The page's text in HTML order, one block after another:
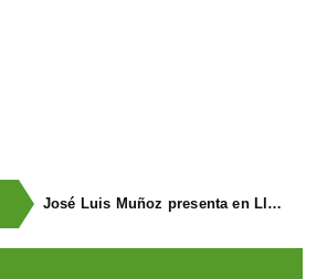
José Luis Muñoz presenta en Llanegra "Libertad" y el libro homenaje "El corredor de fondo"